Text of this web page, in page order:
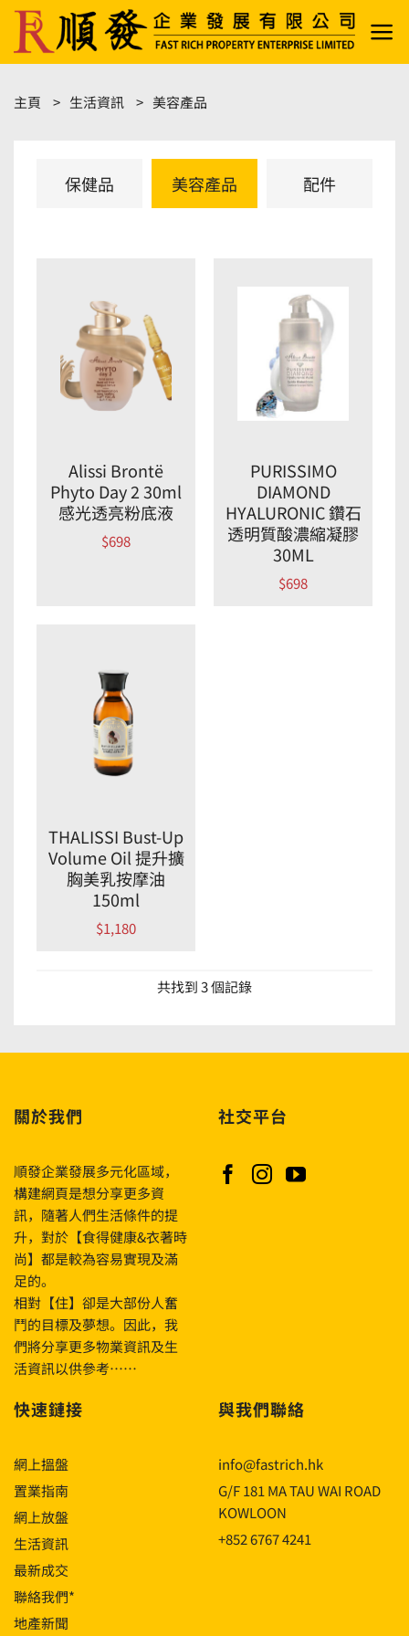
Skip
content
主頁 生活資訊 美容產品
保健品 美容產品 配件
Alissi Brontë
Phyto Day 2 30ml
感光透亮粉底液
$698
PURISSIMO
DIAMOND
HYALURONIC 鑽石
透明質酸濃縮凝膠
30ML
$698
THALISSI Bust-Up
Volume Oil 提升擴
胸美乳按摩油
150ml
$1,180
共找到 3 個記錄
關於我們
順發企業發展多元化區域，
構建網頁是想分享更多資
訊，隨著人們生活條件的提
升，對於【食得健康&衣著時
尚】都是較為容易實現及滿
足的。
相對【住】卻是大部份人奮
鬥的目標及夢想。因此，我
們將分享更多物業資訊及生
活資訊以供參考……
快速鏈接
網上搵盤
置業指南
網上放盤
生活資訊
最新成交
聯絡我們*
地產新聞
與我們聯絡
info@fastrich.hk
G/F 181 MA TAU WAI ROAD
KOWLOON
+852 6767 4241
社交平台